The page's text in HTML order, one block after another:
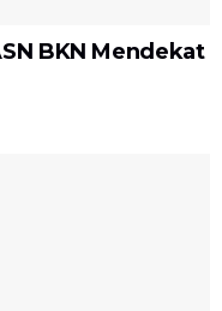
BKN Mendekat